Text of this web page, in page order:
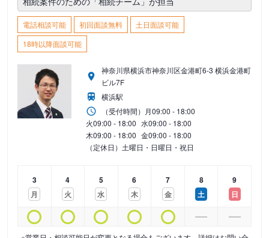
電話相談可能 初回面談無料
土日面談可能
18時以降面談可能
神奈川県横浜市神奈川区金港町6-3 横浜金港町
ビル7F
横浜駅
（受付時間） 月09:00 - 18:00
火09:00 - 18:00 水09:00 - 18:00
木09:00 - 18:00 金09:00 - 18:00
（定休日）土曜日・日曜日・祝日
3
月
4
火
5
水
6
木
7
金
8
土
9
日